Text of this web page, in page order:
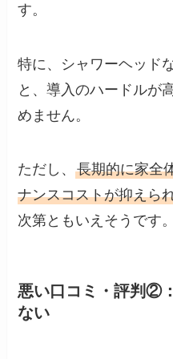
す。
特に、シャワーヘッド
と、導入のハードルが
めません。
ただし、長期的に家全
ナンスコストが抑えら
次第ともいえそうです。
悪い口コミ・評判②
ない